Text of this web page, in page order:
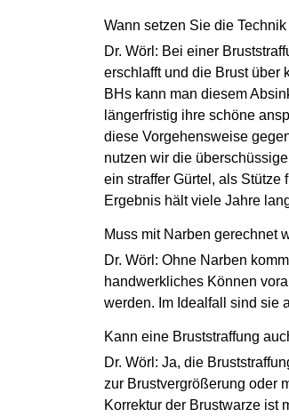
Wann setzen Sie die
Dr. Wörl: Bei einer
erschlafft und die Brust über
BHs kann man diesem
längerfristig ihre schöne
diese Vorgehensweise
nutzen wir die
ein straffer Gürtel, als Stütze
Ergebnis hält viele Jahre
Muss mit Narben gerechnet
Dr. Wörl: Ohne Narben
handwerkliches Können
werden. Im Idealfall sind sie
Kann eine Bruststraffung
Dr. Wörl: Ja, die
zur Brustvergrößerung oder
Korrektur der Brustwarze ist